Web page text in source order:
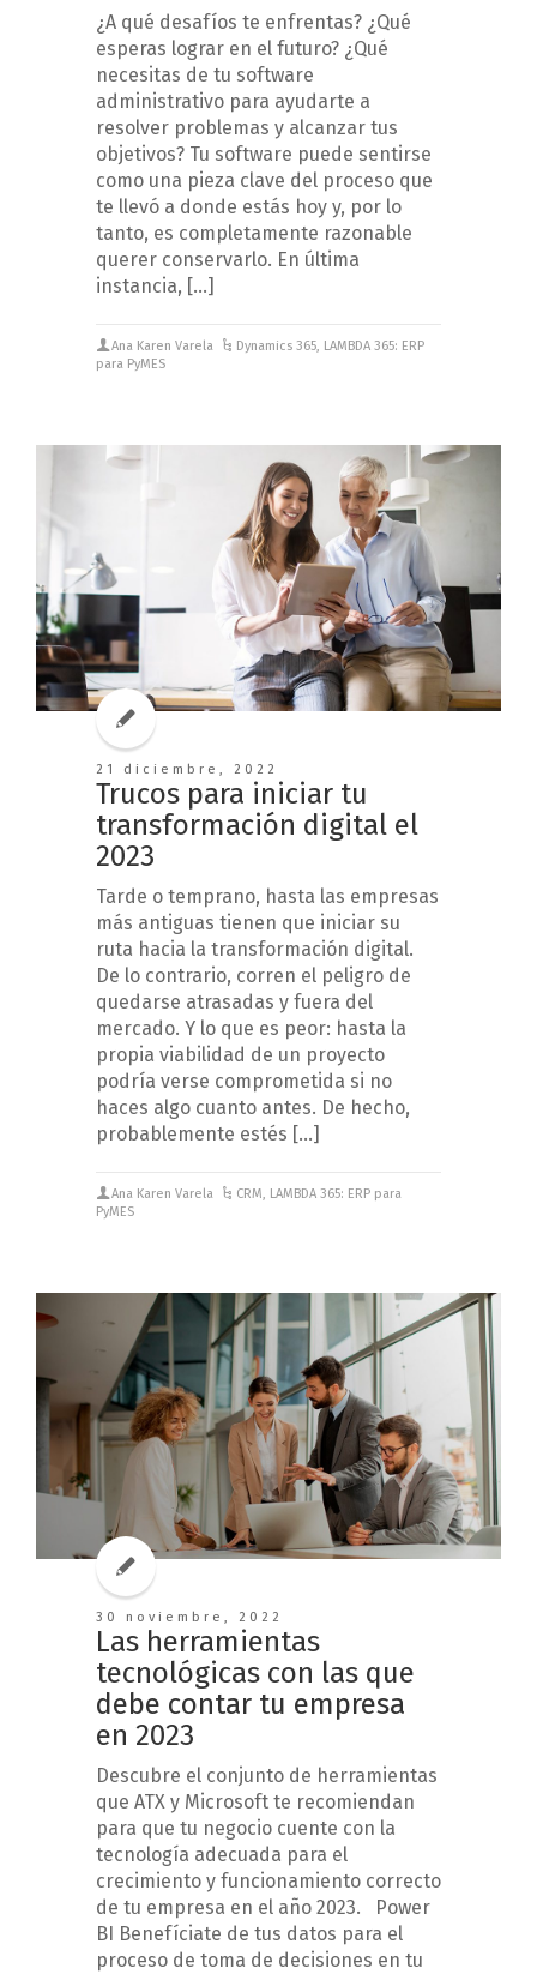
¿A qué desafíos te enfrentas? ¿Qué
esperas lograr en el futuro? ¿Qué
necesitas de tu software
administrativo para ayudarte a
resolver problemas y alcanzar tus
objetivos? Tu software puede sentirse
como una pieza clave del proceso que
te llevó a donde estás hoy y, por lo
tanto, es completamente razonable
querer conservarlo. En última
instancia, […]
Ana Karen Varela Dynamics 365 LAMBDA 365: ERP
para PyMES
21 diciembre, 2022
Trucos para iniciar tu
transformación digital el
2023
Tarde o temprano, hasta las empresas
más antiguas tienen que iniciar su
ruta hacia la transformación digital.
De lo contrario, corren el peligro de
quedarse atrasadas y fuera del
mercado. Y lo que es peor: hasta la
propia viabilidad de un proyecto
podría verse comprometida si no
haces algo cuanto antes. De hecho,
probablemente estés […]
Ana Karen Varela CRM, LAMBDA 365: ERP para
PyMES
30 noviembre, 2022
Las herramientas
tecnológicas con las que
debe contar tu empresa
en 2023
Descubre el conjunto de herramientas
que ATX y Microsoft te recomiendan
para que tu negocio cuente con la
tecnología adecuada para el
crecimiento y funcionamiento correcto
de tu empresa en el año 2023. Power
BI Benefíciate de tus datos para el
proceso de toma de decisiones en tu